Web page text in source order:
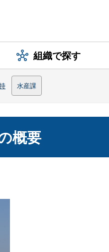
組織で探す
水産課
概要